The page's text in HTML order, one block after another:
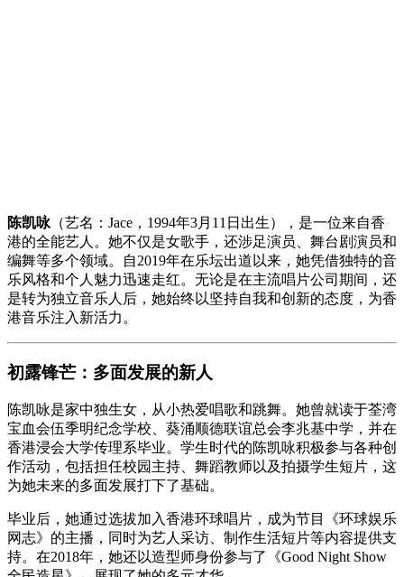
陈凯咏 （艺名：Jace，1994年3月11日出生），是一位来自香
港的全能艺人。她不仅是女歌手，还涉足演员、舞台剧演员和
编舞等多个领域。自2019年在乐坛出道以来，她凭借独特的音
乐风格和个人魅力迅速走红。无论是在主流唱片公司期间，还
是转为独立音乐人后，她始终以坚持自我和创新的态度，为香
港音乐注入新活力。
初露锋芒：多面发展的新人
陈凯咏是家中独生女，从小热爱唱歌和跳舞。她曾就读于荃湾
宝血会伍季明纪念学校、葵涌顺德联谊总会李兆基中学，并在
香港浸会大学传理系毕业。学生时代的陈凯咏积极参与各种创
作活动，包括担任校园主持、舞蹈教师以及拍摄学生短片，这
为她未来的多面发展打下了基础。
毕业后，她通过选拔加入香港环球唱片，成为节目《环球娱乐
网志》的主播，同时为艺人采访、制作生活短片等内容提供支
持。在2018年，她还以造型师身份参与了《Good Night Show